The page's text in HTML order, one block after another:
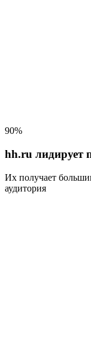
90%
hh.ru лидирует
Их получает
аудитория